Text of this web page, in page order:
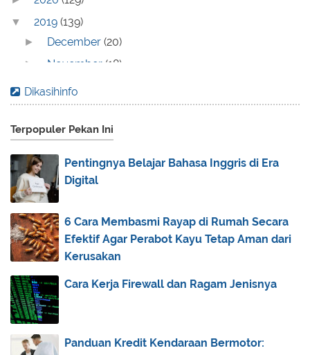
▼ 2019 (139)
► December(20)
► November (18)
► October
► September(25)
► August(13)
► July
▼ June(7)
Yuk Belajar Tips Realistis: Belajar Membeli Saham ...
Macam-macam Alergi pada Anak dan Cara
Pencegahannya
Persiapkan 5 Hal Berikut Sebelum Berakhir Pekan
Inilah Spesifikasi New Veloz, Mobil Keluarga Terba...
Mengenal dr. Rini Hersetyati, SpM, Salah Satu
Cara Membuat Mainan yang Unik dari Berbagai
Dikasihinfo
Terpopuler Pekan Ini
Pentingnya Belajar Bahasa Inggris di Era
Digital
6 Cara Membasmi Rayap di Rumah Secara
Efektif Agar Perabot Kayu Tetap Aman dari
Kerusakan
Cara Kerja Firewall dan Ragam Jenisnya
Panduan Kredit Kendaraan Bermotor: